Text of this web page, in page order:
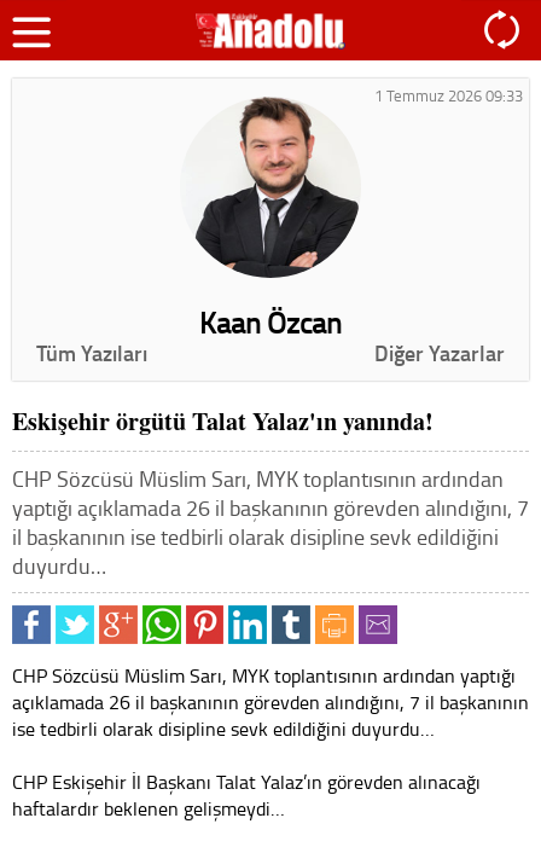
1 Temmuz 2026 09:33
Kaan Özcan
Tüm Yazıları Diğer Yazarlar
Eskişehir örgütü Talat Yalaz'ın yanında!
CHP Sözcüsü Müslim Sarı, MYK toplantısının ardından
yaptığı açıklamada 26 il başkanının görevden alındığını, 7
il başkanının ise tedbirli olarak disipline sevk edildiğini
duyurdu…
CHP Sözcüsü Müslim Sarı, MYK toplantısının ardından yaptığı
açıklamada 26 il başkanının görevden alındığını, 7 il başkanının
ise tedbirli olarak disipline sevk edildiğini duyurdu…
CHP Eskişehir İl Başkanı Talat Yalaz’ın görevden alınacağı
haftalardır beklenen gelişmeydi…